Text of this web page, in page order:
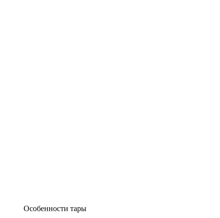
Особенности тары